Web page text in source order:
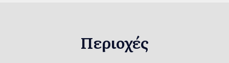
Περιοχές